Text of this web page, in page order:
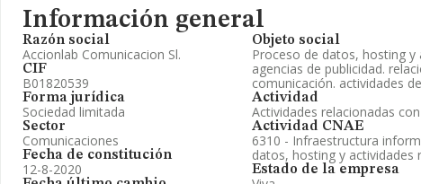
Información general
Razón social
Accionlab Comunicacion Sl.
CIF
B01820539
Forma jurídica
Sociedad limitada
Sector
Comunicaciones
Fecha de constitución
12-8-2020
Objeto social
Proceso de datos, hosting y
agencias de publicidad.
comunicación. actividades
Actividad
Actividades relacionadas
Actividad CNAE
6310 - Infraestructura
datos, hosting y actividades
Estado de la empresa